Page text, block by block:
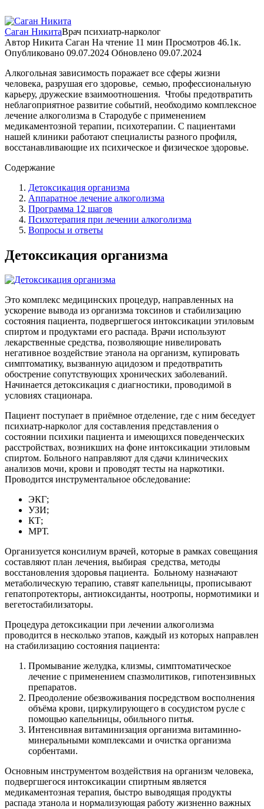
Саган НикитаВрач психиатр-нарколог
Автор Никита Саган На чтение 11 мин Просмотров 46.1к.
Опубликовано 09.07.2024 Обновлено 09.07.2024
Алкогольная зависимость поражает все сферы жизни
человека, разрушая его здоровье, семью, профессиональную
карьеру, дружеские взаимоотношения. Чтобы предотвратить
неблагоприятное развитие событий, необходимо комплексное
лечение алкоголизма в Стародубе с применением
медикаментозной терапии, психотерапии. С пациентами
нашей клиники работают специалисты разного профиля,
восстанавливающие их психическое и физическое здоровье.
Содержание
Детоксикация организма
Аппаратное лечение алкоголизма
Программа 12 шагов
Психотерапия при лечении алкоголизма
Вопросы и ответы
Детоксикация организма
Это комплекс медицинских процедур, направленных на
ускорение вывода из организма токсинов и стабилизацию
состояния пациента, подвергшегося интоксикации этиловым
спиртом и продуктами его распада. Врачи используют
лекарственные средства, позволяющие нивелировать
негативное воздействие этанола на организм, купировать
симптоматику, вызванную ацидозом и предотвратить
обострение сопутствующих хронических заболеваний.
Начинается детоксикация с диагностики, проводимой в
условиях стационара.
Пациент поступает в приёмное отделение, где с ним беседует
психиатр-нарколог для составления представления о
состоянии психики пациента и имеющихся поведенческих
расстройствах, возникших на фоне интоксикации этиловым
спиртом. Больного направляют для сдачи клинических
анализов мочи, крови и проводят тесты на наркотики.
Проводится инструментальное обследование:
ЭКГ;
УЗИ;
КТ;
МРТ.
Организуется консилиум врачей, которые в рамках совещания
составляют план лечения, выбирая средства, методы
восстановления здоровья пациента. Больному назначают
метаболическую терапию, ставят капельницы, прописывают
гепатопротекторы, антиоксиданты, ноотропы, нормотимики и
вегетостабилизаторы.
Процедура детоксикации при лечении алкоголизма
проводится в несколько этапов, каждый из которых направлен
на стабилизацию состояния пациента:
Промывание желудка, клизмы, симптоматическое
лечение с применением спазмолитиков, гипотензивных
препаратов.
Преодоление обезвоживания посредством восполнения
объёма крови, циркулирующего в сосудистом русле с
помощью капельницы, обильного питья.
Интенсивная витаминизация организма витаминно-
минеральными комплексами и очистка организма
сорбентами.
Основным инструментом воздействия на организм человека,
подвергшегося интоксикации спиртным является
медикаментозная терапия, быстро выводящая продукты
распада этанола и нормализующая работу жизненно важных